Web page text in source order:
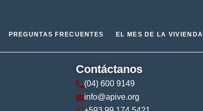
PREGUNTAS FRECUENTES EL MES DE LA VIVIENDA
Contáctanos
(04) 600 9149
info@apive.org